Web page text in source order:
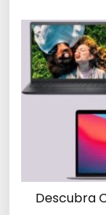
Descubra